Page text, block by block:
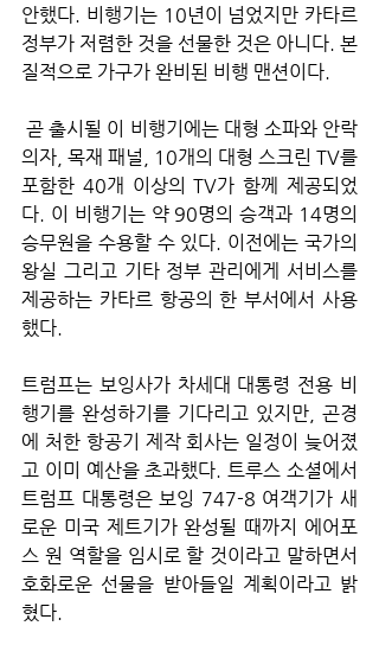
안했다. 비행기는 10년이 넘었지만 카타르
정부가 저렴한 것을 선물한 것은 아니다. 본
질적으로 가구가 완비된 비행 맨션이다.
곧 출시될 이 비행기에는 대형 소파와 안락
의자, 목재 패널, 10개의 대형 스크린 TV를
포함한 40개 이상의 TV가 함께 제공되었
다. 이 비행기는 약 90명의 승객과 14명의
승무원을 수용할 수 있다. 이전에는 국가의
왕실 그리고 기타 정부 관리에게 서비스를
제공하는 카타르 항공의 한 부서에서 사용
했다.
트럼프는 보잉사가 차세대 대통령 전용 비
행기를 완성하기를 기다리고 있지만, 곤경
에 처한 항공기 제작 회사는 일정이 늦어졌
고 이미 예산을 초과했다. 트루스 소셜에서
트럼프 대통령은 보잉 747-8 여객기가 새
로운 미국 제트기가 완성될 때까지 에어포
스 원 역할을 임시로 할 것이라고 말하면서
호화로운 선물을 받아들일 계획이라고 밝
혔다.